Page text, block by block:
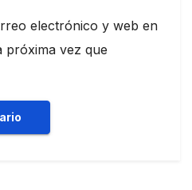
electrónico y web en
próxima vez que